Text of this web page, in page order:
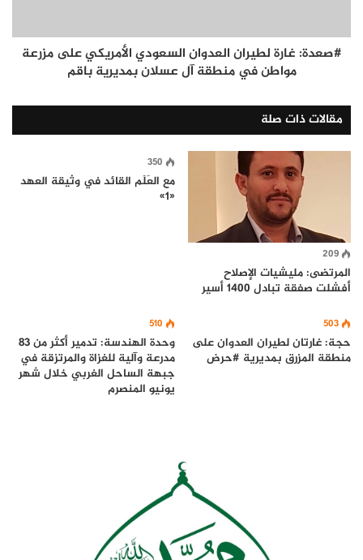
#صعدة: غارة لطيران العدوان السعودي الأمريكي على مزرعة
مواطن في منطقة آل عسلان بمديرية باقم
مقالات ذات صلة
209
المرتضى: مليشيات الإصلاح
أفشلت صفقة تبادل 1400 أسير
350
مع العَلَم القائد في وثيقة العهد
«1»
503
حجة: غارتان لطيران العدوان على
منطقة المزرق بمديرية #حرض
510
وحدة الهندسة: تدمير أكثر من 83
مدرعة وآلية للغزاة والمرتزقة في
جبهة الساحل الغربي خلال شهر
يونيو المنصرم